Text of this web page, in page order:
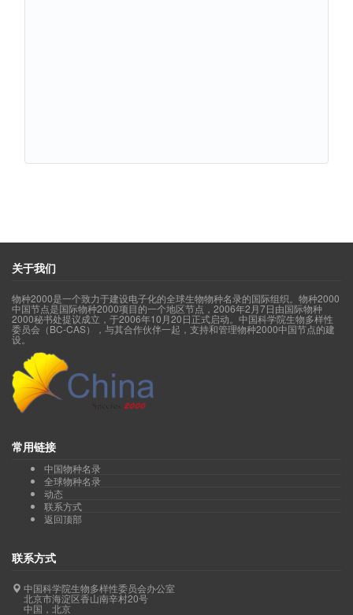
关于我们
物种2000是一个致力于建设电子化的全球生物物种名录的国际组织。物种2000
中国节点是国际物种2000项目的一个地区节点，2006年2月7日由国际物种
2000秘书处提议成立，于2006年10月20日正式启动。中国科学院生物多样性
委员会（BC-CAS），与其合作伙伴一起，支持和管理物种2000中国节点的建
设。
常用链接
中国物种名录
全球物种名录
动态
联系方式
返回顶部
联系方式
中国科学院生物多样性委员会办公室
北京市海淀区香山南辛村20号
中国，北京